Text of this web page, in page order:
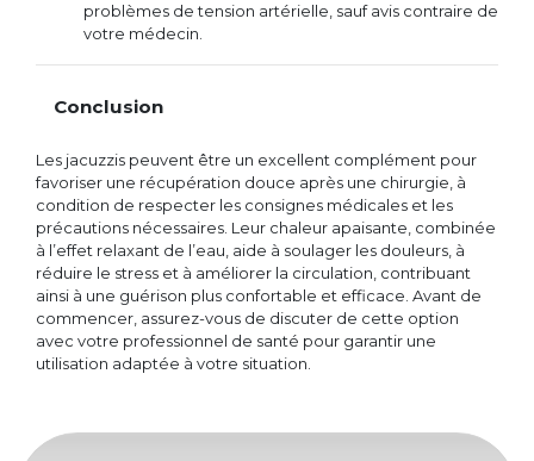
problèmes de tension artérielle, sauf avis contraire de
votre médecin.
Conclusion
Les jacuzzis peuvent être un excellent complément pour
favoriser une récupération douce après une chirurgie, à
condition de respecter les consignes médicales et les
précautions nécessaires. Leur chaleur apaisante, combinée
à l’effet relaxant de l’eau, aide à soulager les douleurs, à
réduire le stress et à améliorer la circulation, contribuant
ainsi à une guérison plus confortable et efficace. Avant de
commencer, assurez-vous de discuter de cette option
avec votre professionnel de santé pour garantir une
utilisation adaptée à votre situation.